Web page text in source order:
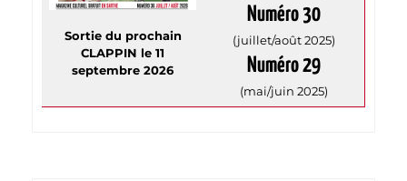
Sortie du prochain
CLAPPIN le 11
septembre 2026
Numéro 30
(juillet/août 2025)
Numéro 29
(mai/juin 2025)